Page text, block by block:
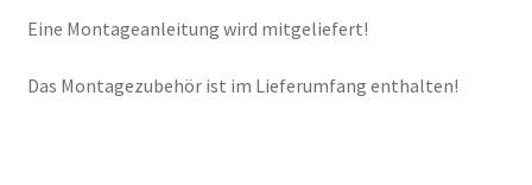
Eine Montageanleitung wird mitgeliefert!
Das Montagezubehör ist im Lieferumfang enthalten!